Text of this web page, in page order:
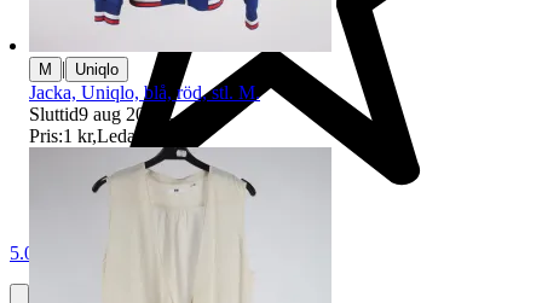
5.0
M | Uniqlo
Jacka, Uniqlo, blå, röd, stl. M.
Sluttid9 aug 20:39 .
Pris:1 kr,Ledande bud